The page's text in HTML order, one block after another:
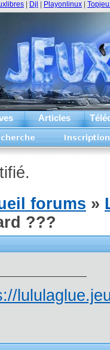
Articles
Djl Playonlinux
forums »
???